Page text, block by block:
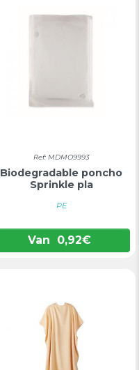
Ref: MDMO9993
Biodegradable poncho
Sprinkle pla
PE
Van 0,92€